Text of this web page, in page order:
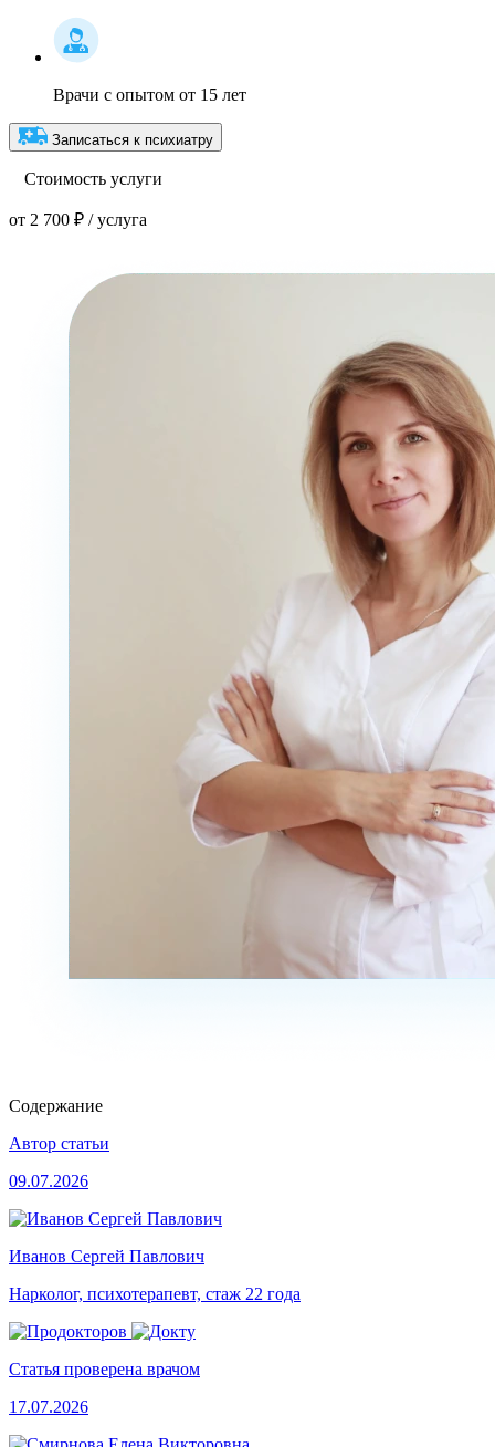
Врачи с опытом от 15 лет
Записаться к психиатру
Стоимость услуги
от 2 700 ₽ / услуга
Содержание
Автор статьи
09.07.2026
Иванов Сергей Павлович
Нарколог, психотерапевт, стаж 22 года
Статья проверена врачом
17.07.2026